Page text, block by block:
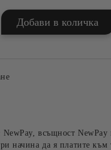
NewPay, всъщност
начина да я платите към